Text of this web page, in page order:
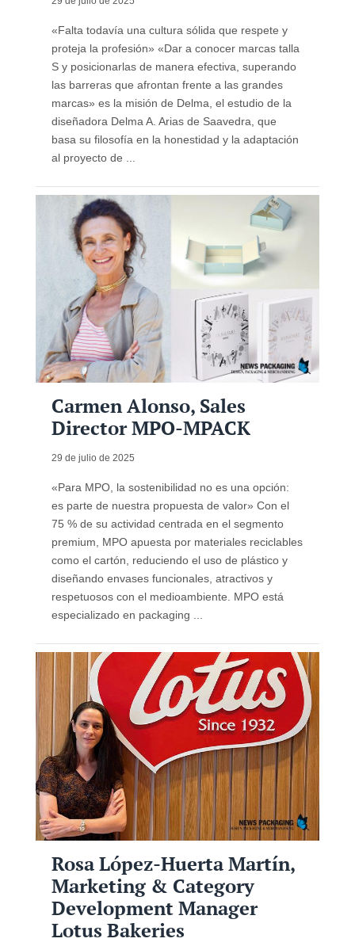
«Falta todavía una cultura sólida que respete y
proteja la profesión» «Dar a conocer marcas talla
S y posicionarlas de manera efectiva, superando
las barreras que afrontan frente a las grandes
marcas» es la misión de Delma, el estudio de la
diseñadora Delma A. Arias de Saavedra, que
basa su filosofía en la honestidad y la adaptación
al proyecto de ...
Carmen Alonso, Sales
Director MPO-MPACK
29 de julio de 2025
«Para MPO, la sostenibilidad no es una opción:
es parte de nuestra propuesta de valor» Con el
75 % de su actividad centrada en el segmento
premium, MPO apuesta por materiales reciclables
como el cartón, reduciendo el uso de plástico y
diseñando envases funcionales, atractivos y
respetuosos con el medioambiente. MPO está
especializado en packaging ...
Rosa López-Huerta Martín,
Marketing & Category
Development Manager
Lotus Bakeries